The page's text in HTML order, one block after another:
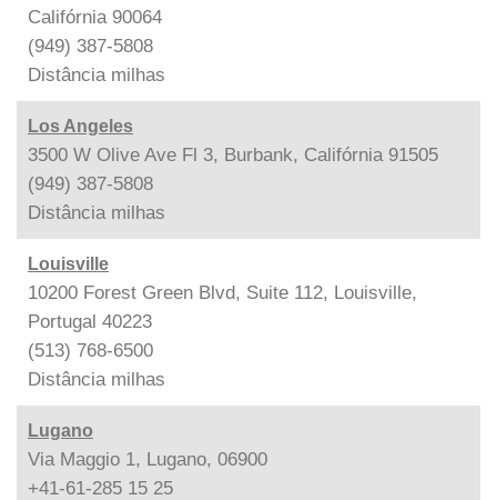
Califórnia 90064
(949) 387-5808
Distância milhas
Los Angeles
3500 W Olive Ave Fl 3, Burbank, Califórnia 91505
(949) 387-5808
Distância milhas
Louisville
10200 Forest Green Blvd, Suite 112, Louisville,
Portugal 40223
(513) 768-6500
Distância milhas
Lugano
Via Maggio 1, Lugano, 06900
+41-61-285 15 25